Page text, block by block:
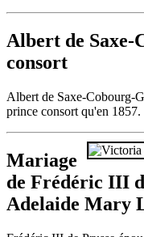
Albert de Saxe-
consort
Albert de Saxe-Cobourg-
prince consort qu'en 1857.
Mariage
de Frédéric III
Adelaide Mary